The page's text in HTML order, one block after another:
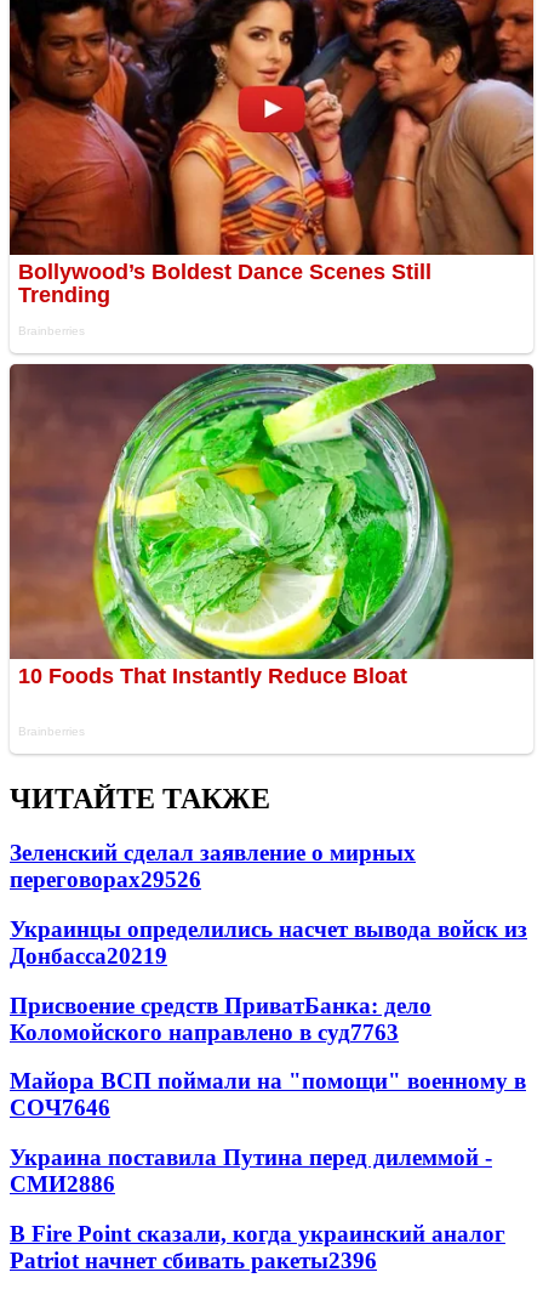
ЧИТАЙТЕ ТАКЖЕ
Зеленский сделал заявление о мирных
переговорах29526
Украинцы определились насчет вывода войск из
Донбасса20219
Присвоение средств ПриватБанка: дело
Коломойского направлено в суд7763
Майора ВСП поймали на "помощи" военному в
СОЧ7646
Украина поставила Путина перед дилеммой -
СМИ2886
В Fire Point сказали, когда украинский аналог
Patriot начнет сбивать ракеты2396